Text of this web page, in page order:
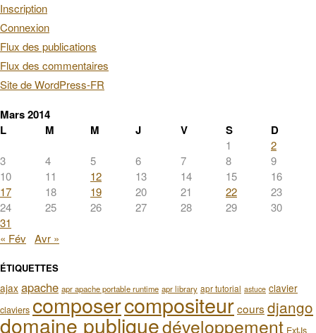
Inscription
Connexion
Flux des publications
Flux des commentaires
Site de WordPress-FR
Mars 2014
L
M M J V S D
1
2
3
4 5 6 7 8
9
10
11 12 13 14 15
16
17
18 19 20 21 22
23
24
25 26 27 28 29
30
31
« Fév Avr »
ÉTIQUETTES
ajax apache apr apache portable runtime apr library apr tutorial astuce clavier
claviers composercompositeurcours django
domaine publiquedéveloppement ExtJs